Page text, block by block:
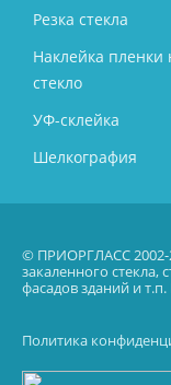
Резка стекла
Наклейка пленки
стекло
УФ-склейка
Шелкография
© ПРИОРГЛАСС 2002-
закаленного стекла,
фасадов зданий и
Политика